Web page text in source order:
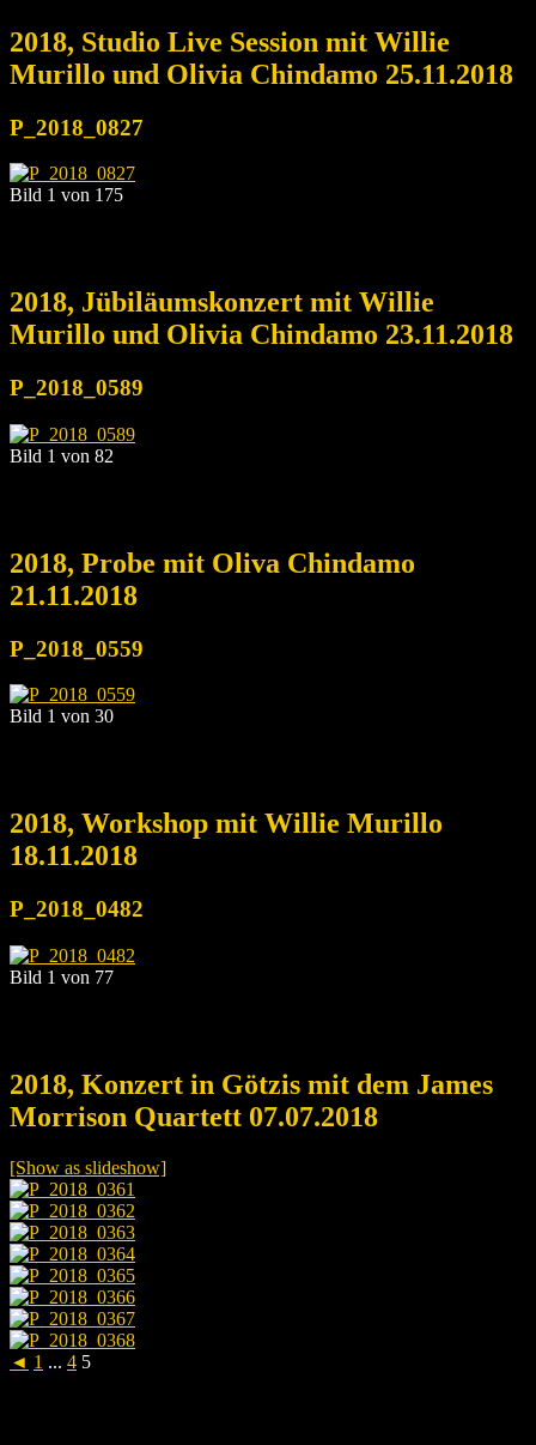
2018, Studio Live Session mit Willie
Murillo und Olivia Chindamo 25.11.2018
P_2018_0827
Bild 1 von 175
2018, Jübiläumskonzert mit Willie
Murillo und Olivia Chindamo 23.11.2018
P_2018_0589
Bild 1 von 82
2018, Probe mit Oliva Chindamo
21.11.2018
P_2018_0559
Bild 1 von 30
2018, Workshop mit Willie Murillo
18.11.2018
P_2018_0482
Bild 1 von 77
2018, Konzert in Götzis mit dem James
Morrison Quartett 07.07.2018
[Show as slideshow]
◄ 1 ... 4 5